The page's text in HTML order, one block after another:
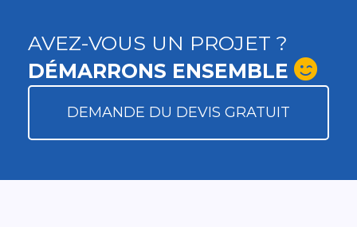
AVEZ-VOUS UN PROJET ?
DÉMARRONS ENSEMBLE
DEMANDE DU DEVIS GRATUIT